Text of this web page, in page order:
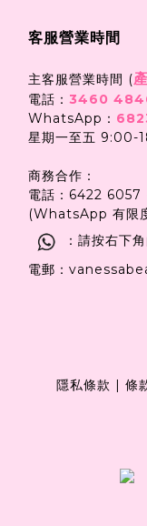
客服營業時間
主客服營業時間 (
電話： 3460
WhatsApp：
星期一至五 9:00-
商務合作：
電話：6422
(WhatsApp 有限
：請按右下
電郵：
隱私條款 | 條